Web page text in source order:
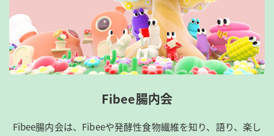
Fibee腸内会
Fibee腸内会は、​Fibeeや発酵性食物繊維を知り、語り、楽し